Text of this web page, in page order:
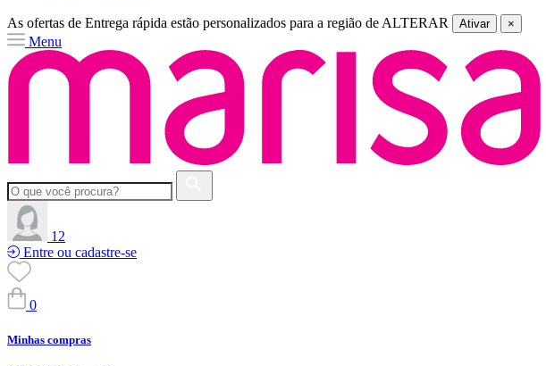
As ofertas de Entrega rápida estão personalizados para a região de ALTERAR Ativar ×
Menu
12
Entre ou cadastre-se
0
Minhas compras